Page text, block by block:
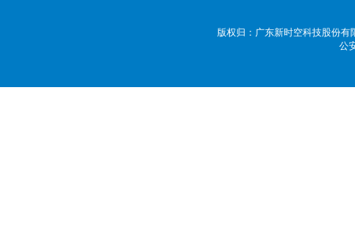
版权归：广东新时空科技股份
公